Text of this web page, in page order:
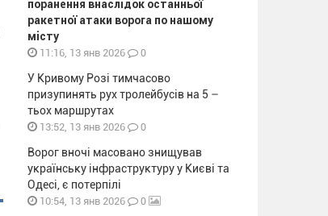
поранення внаслідок останньої
ракетної атаки ворога по нашому
місту
11:16, 13 янв 2026 0
У Кривому Розі тимчасово
призупинять рух тролейбусів на 5 –
тьох маршрутах
13:52, 13 янв 2026 0
Ворог вночі масовано знищував
українську інфраструктуру у Києві та
Одесі, є потерпілі
10:54, 13 янв 2026 0